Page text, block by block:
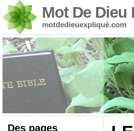
Mot De Dieu
motdedieuexpliqué.com
Des pages